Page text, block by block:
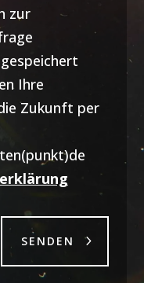
zur
Ihre
Zukunft per
SENDEN